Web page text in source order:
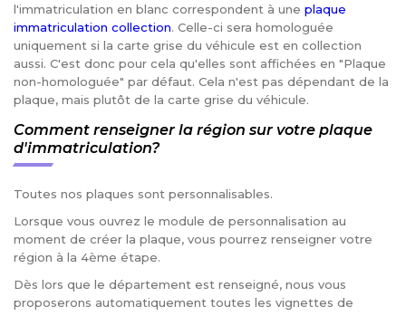
l'immatriculation en blanc correspondent à une plaque
immatriculation collection. Celle-ci sera homologuée
uniquement si la carte grise du véhicule est en collection
aussi. C'est donc pour cela qu'elles sont affichées en "Plaque
non-homologuée" par défaut. Cela n'est pas dépendant de la
plaque, mais plutôt de la carte grise du véhicule.
Comment renseigner la région sur votre plaque
d'immatriculation?
Toutes nos plaques sont personnalisables.
Lorsque vous ouvrez le module de personnalisation au
moment de créer la plaque, vous pourrez renseigner votre
région à la 4ème étape.
Dès lors que le département est renseigné, nous vous
proposerons automatiquement toutes les vignettes de